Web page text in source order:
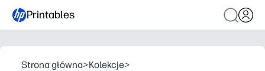
Printables
Strona główna>Kolekcje>